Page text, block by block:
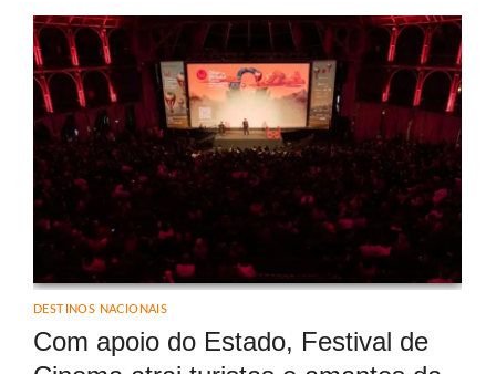
DESTINOS NACIONAIS
Com apoio do Estado, Festival de